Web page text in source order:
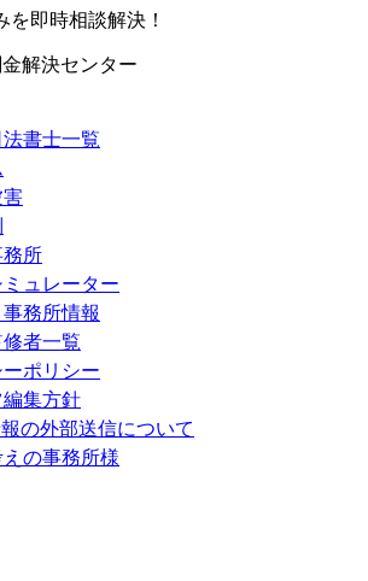
を即時相談解決！
解決センター
書士一覧
害
所
ュレーター
務所情報
者一覧
ポリシー
集方針
の外部送信について
の事務所様